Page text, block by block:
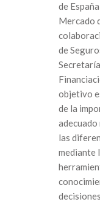
de
Mercado
de
objetivo
de la
las
mediante